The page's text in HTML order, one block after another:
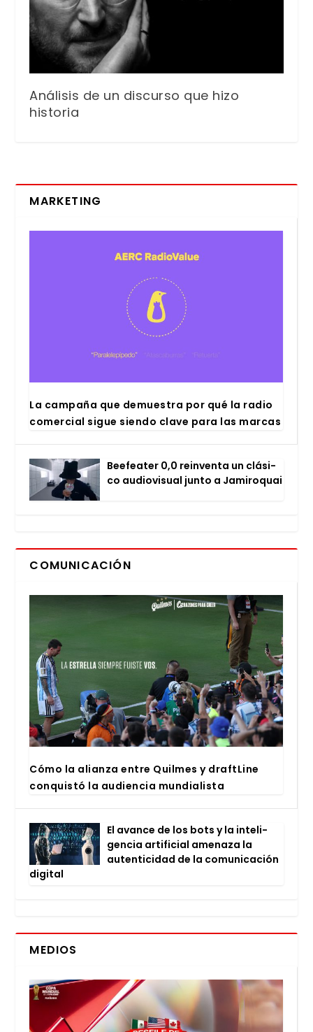
Análisis de un discurso que hizo
historia
MARKETING
La cam­pa­ña que demues­tra por qué la radio
comer­cial sigue sien­do cla­ve para las mar­cas
Bee­fea­ter 0,0 rein­ven­ta un clá­si­
co audio­vi­sual jun­to a Jami­ro­quai
COMUNICACIÓN
Cómo la alian­za entre Quil­mes y draftLi­ne
con­quis­tó la audien­cia mun­dia­lis­ta
El avan­ce de los bots y la inte­li­
gen­cia arti­fi­cial ame­na­za la
auten­ti­ci­dad de la comu­ni­ca­ción
digi­tal
MEDIOS